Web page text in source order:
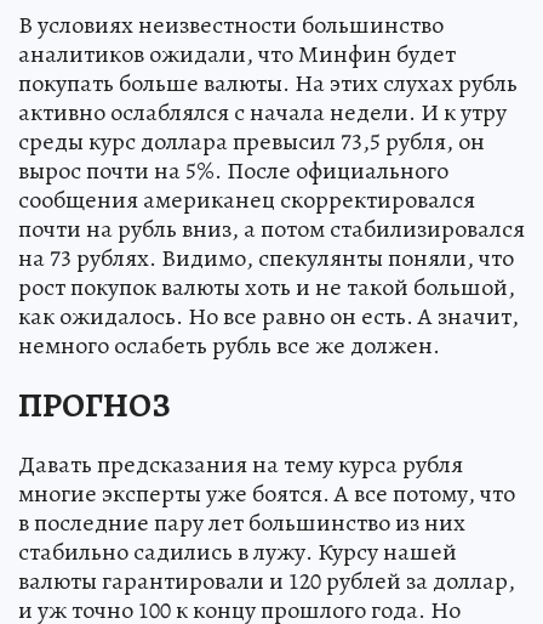
В условиях неизвестности большинство
аналитиков ожидали, что Минфин будет
покупать больше валюты. На этих слухах рубль
активно ослаблялся с начала недели. И к утру
среды курс доллара превысил 73,5 рубля, он
вырос почти на 5%. После официального
сообщения американец скорректировался
почти на рубль вниз, а потом стабилизировался
на 73 рублях. Видимо, спекулянты поняли, что
рост покупок валюты хоть и не такой большой,
как ожидалось. Но все равно он есть. А значит,
немного ослабеть рубль все же должен.
ПРОГНОЗ
Давать предсказания на тему курса рубля
многие эксперты уже боятся. А все потому, что
в последние пару лет большинство из них
стабильно садились в лужу. Курсу нашей
валюты гарантировали и 120 рублей за доллар,
и уж точно 100 к концу прошлого года. Но